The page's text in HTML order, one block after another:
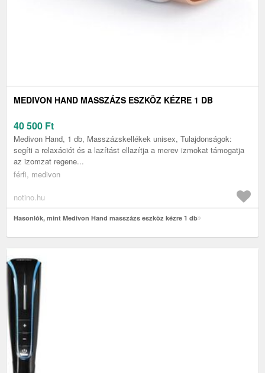
MEDIVON HAND MASSZÁZS ESZKÖZ KÉZRE 1 DB
40 500 Ft
Medivon Hand, 1 db, Masszázskellékek unisex, Tulajdonságok:
segíti a relaxációt és a lazítást ellazítja a merev izmokat támogatja
az izomzat regene...
férfi, medivon
notino.hu
Hasonlók, mint Medivon Hand masszázs eszköz kézre 1 db